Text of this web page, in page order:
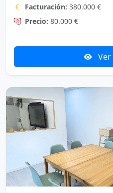
Facturación: 380.000 €
Precio: 80.000 €